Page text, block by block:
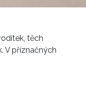
těch
V příznačných